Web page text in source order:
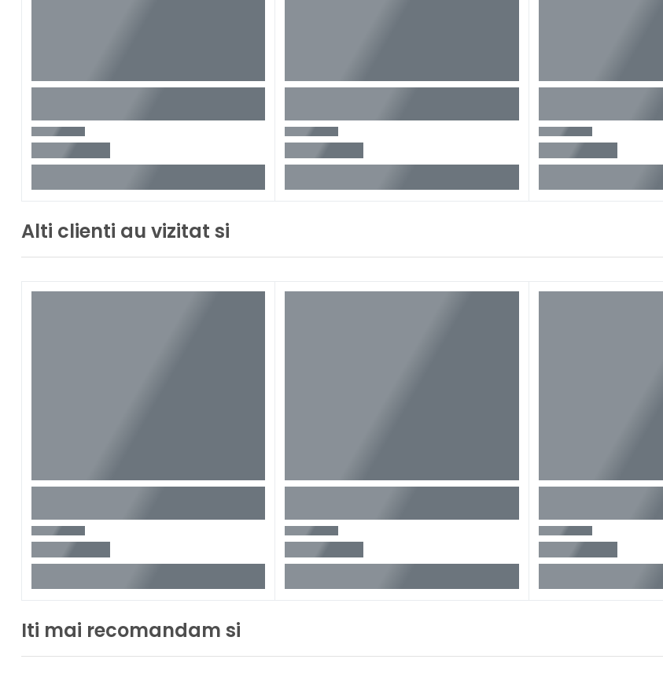
Alti clienti au vizitat si
Iti mai recomandam si